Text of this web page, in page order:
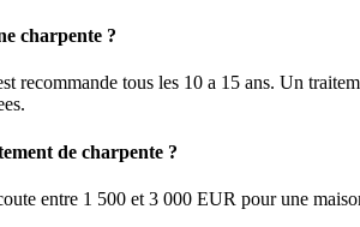
charpente ?
recommande tous les 10 a 15 ans. Un
de charpente ?
entre 1 500 et 3 000 EUR pour une